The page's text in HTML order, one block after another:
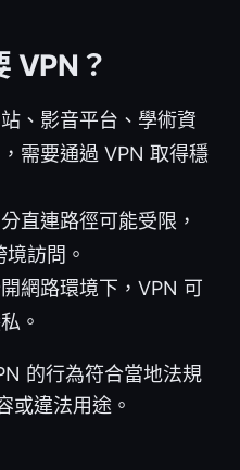
VPN？
、影音平台、學術資
需要通過 VPN 取得穩
直連路徑可能受限，
訪問。
網路環境下，VPN 可
。
的行為符合當地法規
或違法用途。